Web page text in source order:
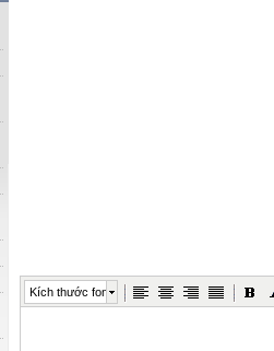
Kích thước font